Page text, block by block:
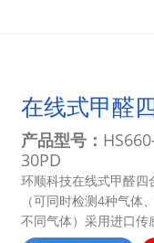
在线式甲醛
产品型号：
30PD
环顺科技在线式甲醛四
（可同时检测4种气体
不同气体）采用进口传